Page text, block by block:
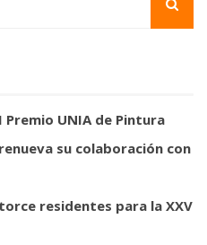
Premio UNIA de Pintura
su colaboración con
residentes para la XXV